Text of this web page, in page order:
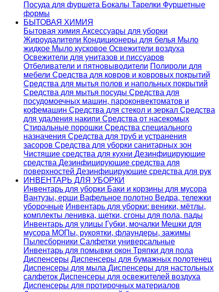
Посуда для фуршета Бокалы Тарелки Фуршетные
формы
БЫТОВАЯ ХИМИЯ
Бытовая химия Аксессуары для уборки
Жироудалители Кондиционеры для белья Мыло
жидкое Мыло кусковое Освежители воздуха
Освежители для унитазов и писсуаров
Отбеливатели и пятновыводители Полироли для
мебели Средства для ковров и ковровых покрытий
Средства для мытья полов и напольных покрытий
Средства для мытья посуды Средства для
посудомоечных машин, пароконвектоматов и
кофемашин Средства для стекол и зеркал Средства
для удаления накипи Средства от насекомых
Стиральные порошки Cредства специального
назначения Средства для труб и устранения
засоров Средства для уборки санитарных зон
Чистящие средства для кухни Дезинфицирующие
средства Дезинфицирующие средства для
поверхностей Дезинфицирующие средства для рук
ИНВЕНТАРЬ ДЛЯ УБОРКИ
Инвентарь для уборки Баки и корзины для мусора
Вантузы, ерши Вафельное полотно Ведра, тележки
уборочные Инвентарь для уборки: веники, мётлы,
комплекты ленивка, щетки, сгоны для пола, пады
Инвентарь для улицы Губки, мочалки Мешки для
мусора МОПы, рукоятки, флаундеры, зажимы
Пылесборники Салфетки универсальные
Инвентарь для помывки окон Тряпки для пола
Диспенсеры Диспенсеры для бумажных полотенец
Диспенсеры для мыла Диспенсеры для настольных
салфеток Диспенсеры для освежителей воздуха
Диспенсеры для протирочных материалов